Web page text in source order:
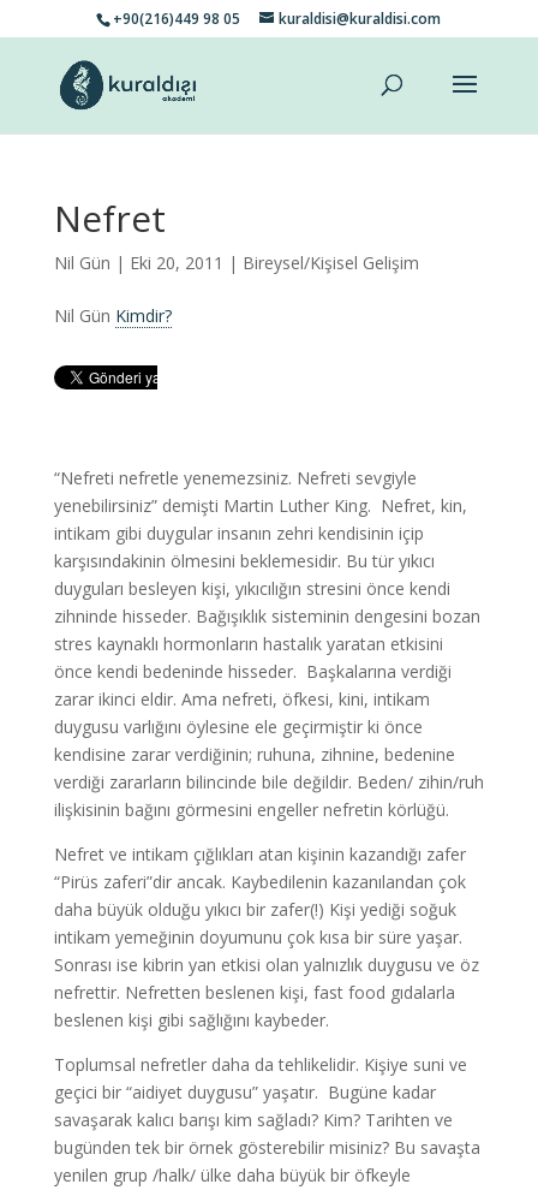
+90(216)449 98 05 kuraldisi@kuraldisi.com
Nefret
Nil Gün | Eki 20, 2011 | Bireysel/Kişisel Gelişim
Nil Gün Kimdir?
“Nefreti nefretle yenemezsiniz. Nefreti sevgiyle
yenebilirsiniz” demişti Martin Luther King. Nefret, kin,
intikam gibi duygular insanın zehri kendisinin içip
karşısındakinin ölmesini beklemesidir. Bu tür yıkıcı
duyguları besleyen kişi, yıkıcılığın stresini önce kendi
zihninde hisseder. Bağışıklık sisteminin dengesini bozan
stres kaynaklı hormonların hastalık yaratan etkisini
önce kendi bedeninde hisseder. Başkalarına verdiği
zarar ikinci eldir. Ama nefreti, öfkesi, kini, intikam
duygusu varlığını öylesine ele geçirmiştir ki önce
kendisine zarar verdiğinin; ruhuna, zihnine, bedenine
verdiği zararların bilincinde bile değildir. Beden/ zihin/ruh
ilişkisinin bağını görmesini engeller nefretin körlüğü.
Nefret ve intikam çığlıkları atan kişinin kazandığı zafer
“Pirüs zaferi”dir ancak. Kaybedilenin kazanılandan çok
daha büyük olduğu yıkıcı bir zafer(!) Kişi yediği soğuk
intikam yemeğinin doyumunu çok kısa bir süre yaşar.
Sonrası ise kibrin yan etkisi olan yalnızlık duygusu ve öz
nefrettir. Nefretten beslenen kişi, fast food gıdalarla
beslenen kişi gibi sağlığını kaybeder.
Toplumsal nefretler daha da tehlikelidir. Kişiye suni ve
geçici bir “aidiyet duygusu” yaşatır. Bugüne kadar
savaşarak kalıcı barışı kim sağladı? Kim? Tarihten ve
bugünden tek bir örnek gösterebilir misiniz? Bu savaşta
yenilen grup /halk/ ülke daha büyük bir öfkeyle